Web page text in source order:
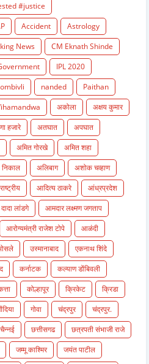
#justice
Accident
Astrology
News
CM Eknath Shinde
IPL 2020
nanded
Paithan
अकोला
अक्षय कुमार
हजारे अतघात
अपघात
अमित गोरखे
अमित शहा
निकाल अलिबाग
अशोक चव्हाण
आदित्य ठाकरे
आंध्रप्रदेश
लांडगे
आमदार लक्ष्मण जगताप
आरोग्यमंत्री राजेश टोपे
आळंदी
उस्मानाबाद
एकनाथ शिंदे
कर्नाटक
कल्याण डोंबिवली
कोल्हापूर क्रिकेट
क्रिडा
गोवा चंद्रपुर
चंद्रपुर.
चैन्नई छत्तीसगढ
छत्रपती संभाजी राजे
जम्मू काश्मिर
जयंत पाटील